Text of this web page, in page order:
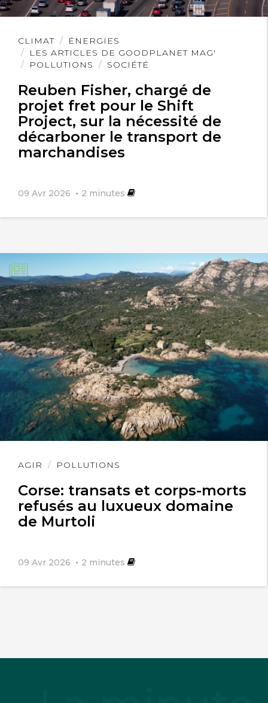
seraient standardisées dans in format
d’embriquettement pour en faire des
assemblages de structures flottantes
ou autre…
CLIMAT
ÉNERGIES
LES ARTICLES DE GOODPLANET MAG'
POLLUTIONS
SOCIÉTÉ
Reuben Fisher, chargé de
projet fret pour le Shift
Project, sur la nécessité de
décarboner le transport de
marchandises
09 Avr 2026 2 minutes
Lire
l'article
AGIR POLLUTIONS
Corse: transats et corps-morts
refusés au luxueux domaine
de Murtoli
09 Avr 2026 2 minutes
Lire